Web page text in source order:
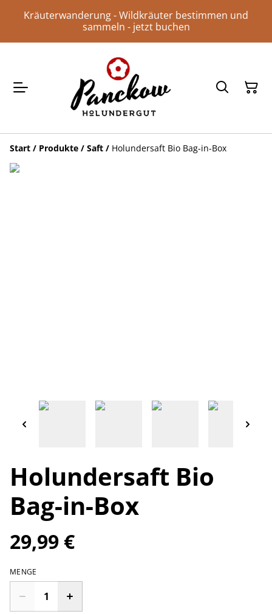
Kräuterwanderung - Wildkräuter bestimmen und
sammeln - jetzt buchen
Start / Produkte / Saft / Holundersaft Bio Bag-in-Box
Holundersaft Bio
Bag-in-Box
29,99 €
MENGE